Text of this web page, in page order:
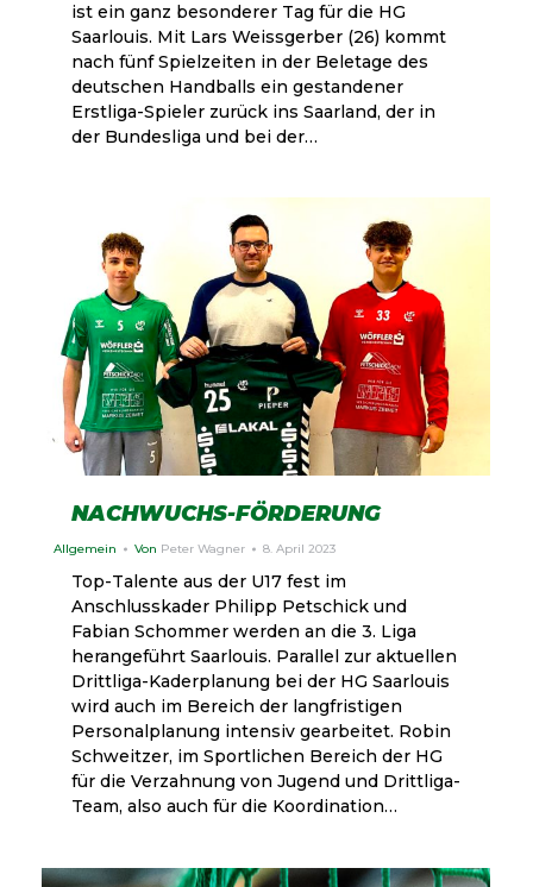
ist ein ganz besonderer Tag für die HG
Saarlouis. Mit Lars Weissgerber (26) kommt
nach fünf Spielzeiten in der Beletage des
deutschen Handballs ein gestandener
Erstliga-Spieler zurück ins Saarland, der in
der Bundesliga und bei der…
NACHWUCHS-FÖRDERUNG
Allgemein Von Peter Wagner 8. April 2023
Top-Talente aus der U17 fest im
Anschlusskader Philipp Petschick und
Fabian Schommer werden an die 3. Liga
herangeführt Saarlouis. Parallel zur aktuellen
Drittliga-Kaderplanung bei der HG Saarlouis
wird auch im Bereich der langfristigen
Personalplanung intensiv gearbeitet. Robin
Schweitzer, im Sportlichen Bereich der HG
für die Verzahnung von Jugend und Drittliga-
Team, also auch für die Koordination…